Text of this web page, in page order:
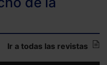
Ir a todas las revistas